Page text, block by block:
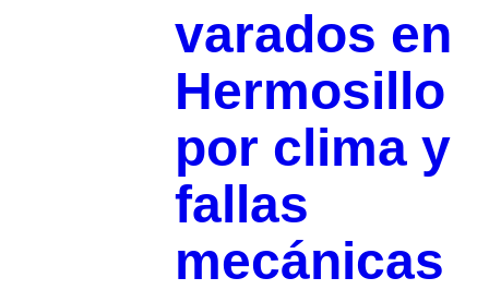
varados en
Hermosillo
por clima y
fallas
mecánicas